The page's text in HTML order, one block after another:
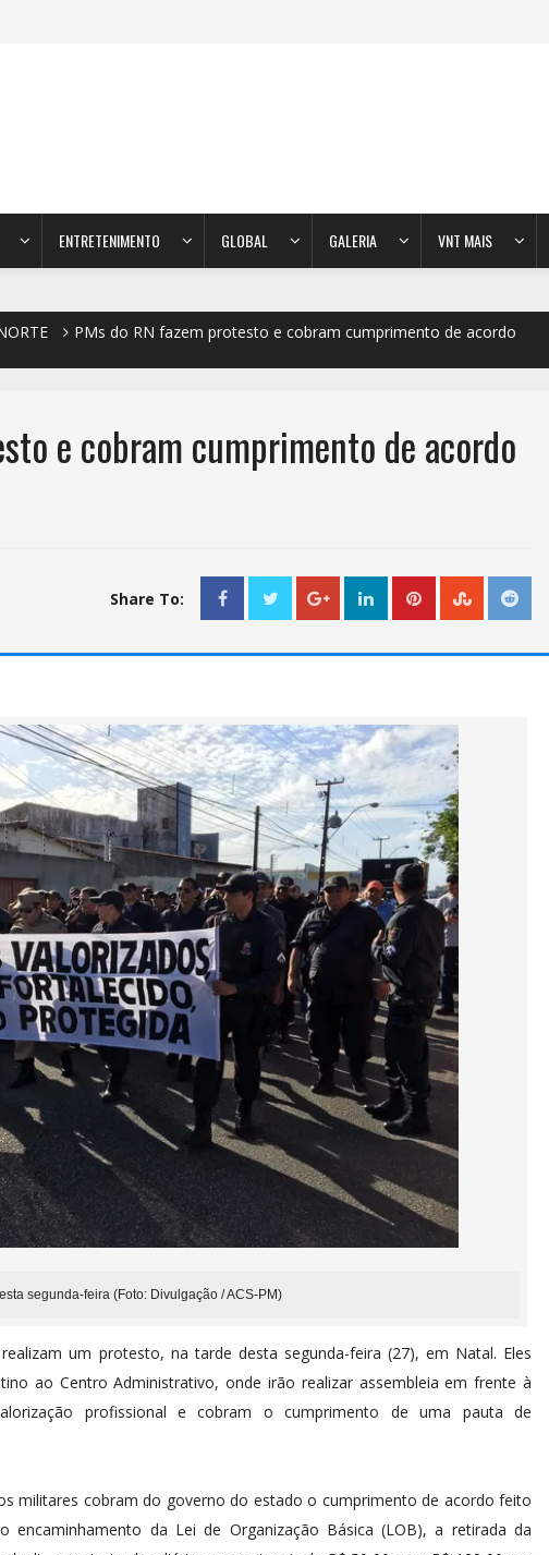
ENTRETENIMENTO GLOBAL GALERIA VNT MAIS
PMs do RN fazem protesto e cobram cumprimento de acordo
e cobram cumprimento de acordo
Share To:
segunda-feira (Foto: Divulgação / ACS-PM)
um protesto, na tarde desta segunda-feira (27), em Natal. Eles
ao Centro Administrativo, onde irão realizar assembleia em frente à
profissional e cobram o cumprimento de uma pauta de
militares cobram do governo do estado o cumprimento de acordo feito
da Lei de Organização Básica (LOB), a retirada da